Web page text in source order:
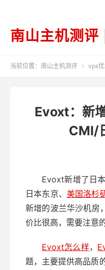
南山主机测评
当前位置： 南山主机测评  vps
Evoxt：新
CMI/
Evoxt新增了日
日本东京、 美国洛杉
新增的波兰华沙机房
价比很高，需要注意
Evoxt怎么样，
题，主要提供高品质